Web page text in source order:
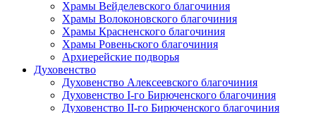
Храмы Вейделевского благочиния
Храмы Волоконовского благочиния
Храмы Красненского благочиния
Храмы Ровеньского благочиния
Архиерейские подворья
Духовенство
Духовенство Алексеевского благочиния
Духовенство I-го Бирюченского благочиния
Духовенство II-го Бирюченского благочиния